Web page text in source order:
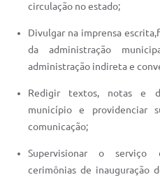
circulação no estado;
Divulgar na imprensa
da administração
administração indireta e
Redigir textos, notas e
município e providenciar
comunicação;
Supervisionar o serviço
cerimônias de inauguração